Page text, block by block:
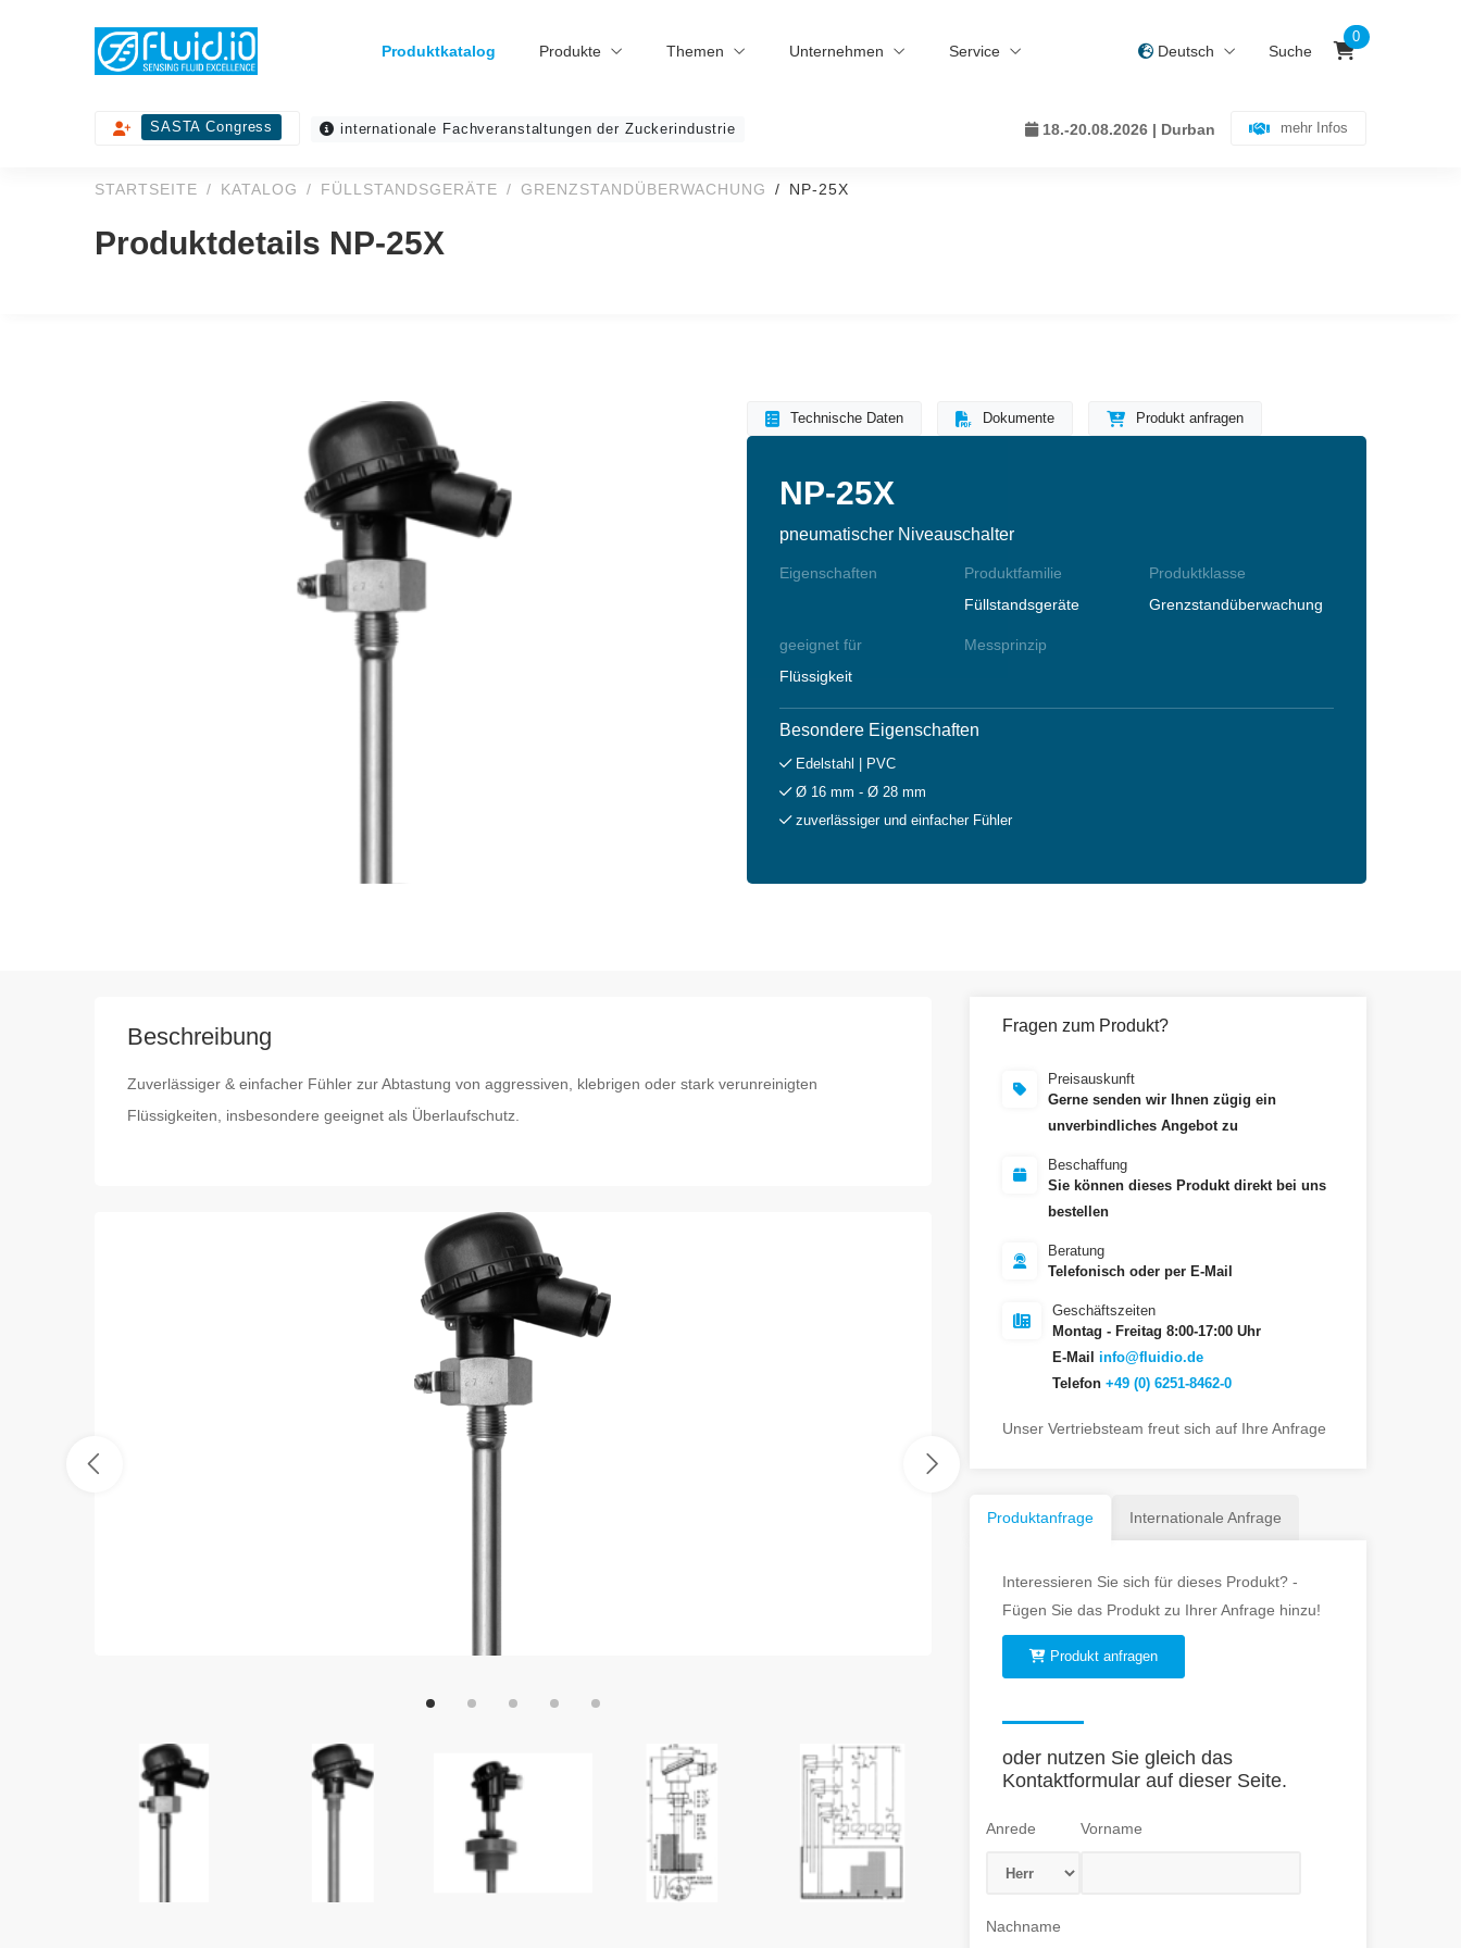
Produktkatalog Produkte Themen Unternehmen Service Deutsch Suche
0
SASTA Congress internationale Fachveranstaltungen der Zuckerindustrie 18.-20.08.2026 | Durban mehr Infos
STARTSEITE KATALOG FÜLLSTANDSGERÄTE GRENZSTANDÜBERWACHUNG NP-25X
Produktdetails NP-25X
Technische Daten Dokumente Produkt anfragen
NP-25X
pneumatischer Niveauschalter
Eigenschaften
Produktfamilie
Füllstandsgeräte
Produktklasse
Grenzstandüberwachung
geeignet für
Flüssigkeit
Messprinzip
Besondere Eigenschaften
Edelstahl | PVC
Ø 16 mm - Ø 28 mm
zuverlässiger und einfacher Fühler
Beschreibung
Zuverlässiger & einfacher Fühler zur Abtastung von aggressiven, klebrigen oder stark verunreinigten
Flüssigkeiten, insbesondere geeignet als Überlaufschutz.
Fragen zum Produkt?
Preisauskunft
Gerne senden wir Ihnen zügig ein
unverbindliches Angebot zu
Beschaffung
Sie können dieses Produkt direkt bei uns
bestellen
Beratung
Telefonisch oder per E-Mail
Geschäftszeiten
Montag - Freitag 8:00-17:00 Uhr
E-Mail info@fluidio.de
Telefon +49 (0) 6251-8462-0
Unser Vertriebsteam freut sich auf Ihre Anfrage
Produktanfrage Internationale Anfrage
Interessieren Sie sich für dieses Produkt? -
Fügen Sie das Produkt zu Ihrer Anfrage hinzu!
Produkt anfragen
oder nutzen Sie gleich das
Kontaktformular auf dieser Seite.
Anrede Vorname
Nachname